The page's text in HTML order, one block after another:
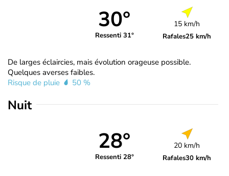
30°
Ressenti 31°
15 km/h
Rafales25 km/h
De larges éclaircies, mais évolution orageuse possible.
Quelques averses faibles.
Risque de pluie
50 %
Nuit
28°
Ressenti 28°
20 km/h
Rafales30 km/h